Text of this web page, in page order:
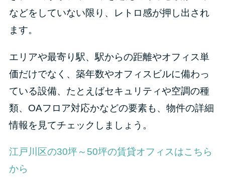
などをしていない限り、レトロ感が押し出され
ます。
エリアや最寄り駅、駅からの距離やオフィス単
価だけでなく、築年数やオフィスビルに備わっ
ている設備、たとえばセキュリティや空調の種
類、OAフロア対応かなどの要素も、物件の詳細
情報を見てチェックしましょう。
江戸川区の30坪～50坪の賃貸オフィスはこちら
から